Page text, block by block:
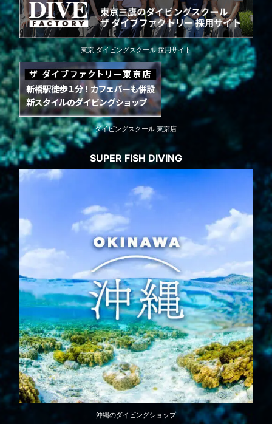
東京 ダイビングスクール 採用サイト
ダイビングスクール 東京店
SUPER FISH DIVING
沖縄のダイビングショップ